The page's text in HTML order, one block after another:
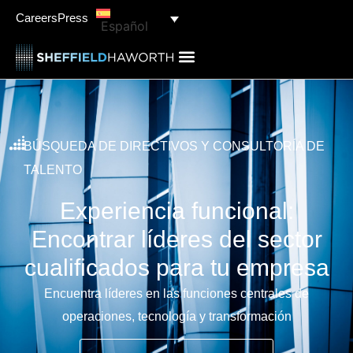
content
CareersPress
Español
BÚSQUEDA DE DIRECTIVOS Y CONSULTORÍA DE
TALENTO
Experiencia funcional:
Encontrar líderes del sector
cualificados para tu empresa
Encuentra líderes en las funciones centrales de
operaciones, tecnología y transformación